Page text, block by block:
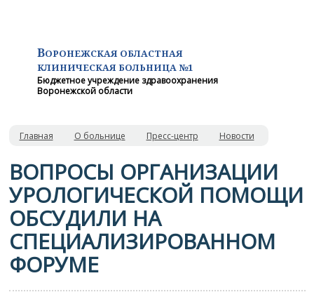
ВОРОНЕЖСКАЯ ОБЛАСТНАЯ
КЛИНИЧЕСКАЯ БОЛЬНИЦА №1
Бюджетное учреждение здравоохранения
Воронежской области
Главная О больнице Пресс-центр Новости
ВОПРОСЫ ОРГАНИЗАЦИИ
УРОЛОГИЧЕСКОЙ ПОМОЩИ
ОБСУДИЛИ НА
СПЕЦИАЛИЗИРОВАННОМ
ФОРУМЕ